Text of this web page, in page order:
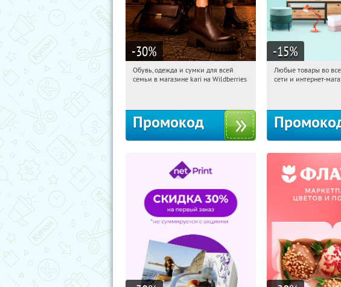
-30%
06:29:25 Получили:
Обувь, одежда и сумки для всей
семьи в магазине kari на Wildberries
Промокод
-15%
06:29:25
Любые товары во
сети и интернет-